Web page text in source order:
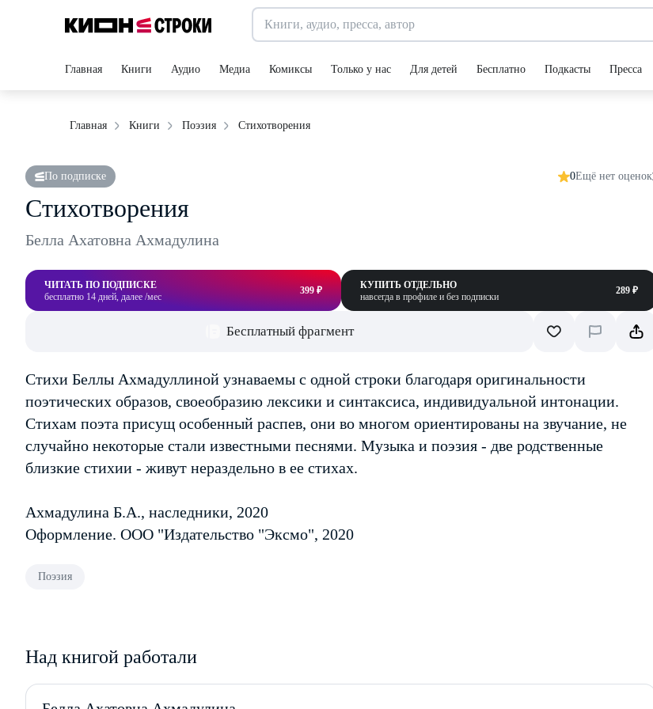
Главная Книги Аудио Медиа Комиксы Только у нас Для детей Бесплатно Подкасты Пресса
Главная Книги Поэзия Стихотворения
По подписке 0Ещё нет оценок
Стихотворения
Белла Ахатовна Ахмадулина
ЧИТАТЬ ПО ПОДПИСКЕ
бесплатно 14 дней, далее /мес
399 ₽
КУПИТЬ ОТДЕЛЬНО
навсегда в профиле и без подписки
289 ₽
Бесплатный фрагмент
Стихи Беллы Ахмадуллиной узнаваемы с одной строки благодаря оригинальности
поэтических образов, своеобразию лексики и синтаксиса, индивидуальной интонации.
Стихам поэта присущ особенный распев, они во многом ориентированы на звучание, не
случайно некоторые стали известными песнями. Музыка и поэзия - две родственные
близкие стихии - живут нераздельно в ее стихах.
Ахмадулина Б.А., наследники, 2020
Оформление. ООО "Издательство "Эксмо", 2020
Поэзия
Над книгой работали